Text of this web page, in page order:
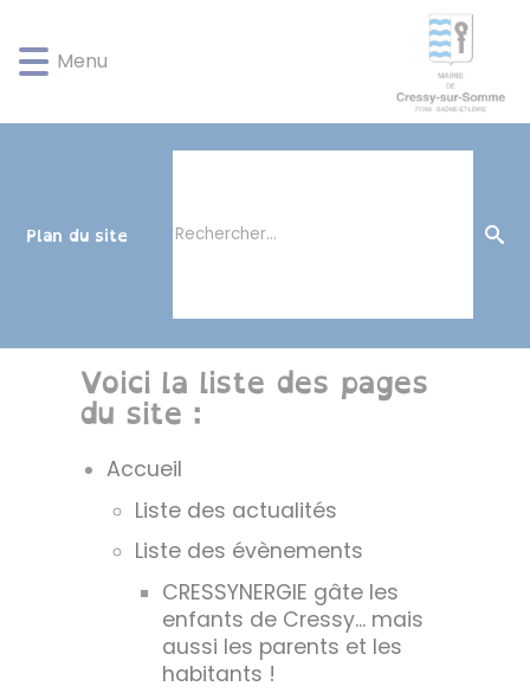
d'accès
rapide
menu
d'accès
rapide
contenu
d'accès
rapide
la
d'accès
rapide
pied
Menu
Plan du site
Voici la liste des pages
du site :
Accueil
Liste des actualités
Liste des évènements
CRESSYNERGIE gâte les
enfants de Cressy... mais
aussi les parents et les
habitants !